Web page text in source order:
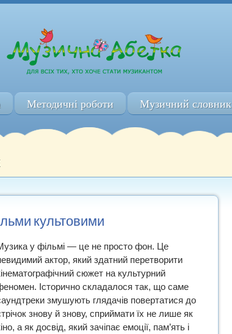
Методичні роботи Музичний словник
культовими
у фільмі — це не просто фон. Це
актор, який здатний перетворити
сюжет на культурний
Історично складалося так, що саме
змушують глядачів повертатися до
знову й знову, сприймати їх не лише як
а як досвід, який зачіпає емоції, пам’ять і